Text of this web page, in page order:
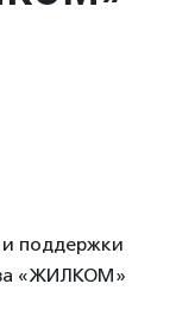
поддержки
«ЖИЛКОМ»